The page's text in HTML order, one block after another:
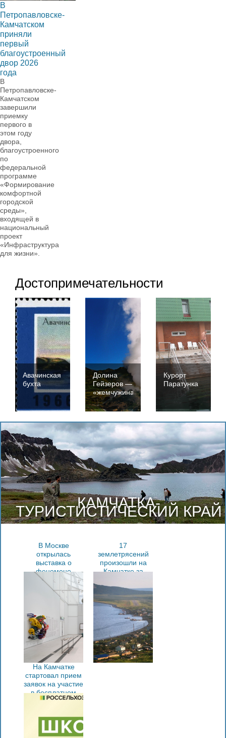
В
Петропавловске-
Камчатском
приняли
первый
благоустроенный
двор 2026
года
В
Петропавловске-
Камчатском
завершили
приемку
первого в
этом году
двора,
благоустроенного
по
федеральной
программе
«Формирование
комфортной
городской
среды»,
входящей в
национальный
проект
«Инфраструктура
для жизни».
Достопримечательности
Авачинская
бухта
Долина
Гейзеров —
«жемчужина»
Камчатского
края
Курорт
Паратунка
КАМЧАТКА-
ТУРИСТИСТИЧЕСКИЙ КРАЙ
В Москве
открылась
выставка о
феномене
Камчатки
17
землетрясений
произошли на
Камчатке за
На Камчатке
стартовал прием
заявок на участие
в бесплатном
образовательном
фермера»